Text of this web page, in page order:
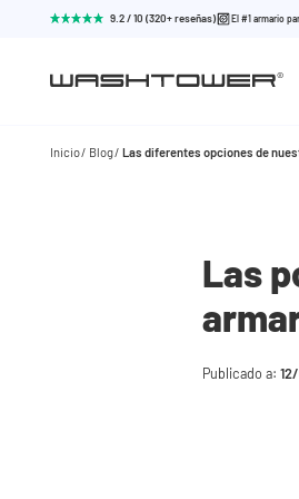
9.2 / 10 (320+ reseñas) El #1 armario
Inicio Blog Las diferentes opciones de
Las
Publicado a: